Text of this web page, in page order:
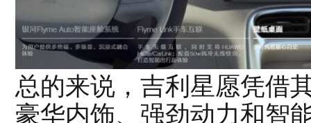
总的来说，吉利星愿凭借
豪华内饰、强劲动力和智